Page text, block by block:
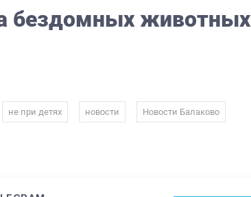
бездомных животных
не при детях новости Новости Балаково